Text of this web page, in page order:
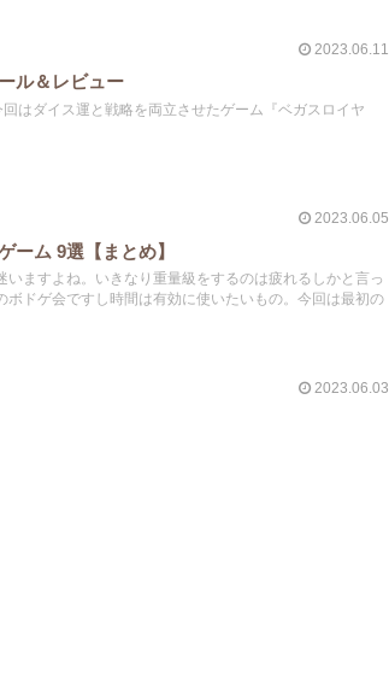
2023.06.11
ル＆レビュー
はダイス運と戦略を両立させたゲーム『ベガスロイヤ
2023.06.05
ーム 9選【まとめ】
ますよね。いきなり重量級をするのは疲れるしかと言っ
ドゲ会ですし時間は有効に使いたいもの。今回は最初の
2023.06.03